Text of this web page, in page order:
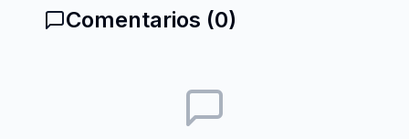
Comentarios (0)